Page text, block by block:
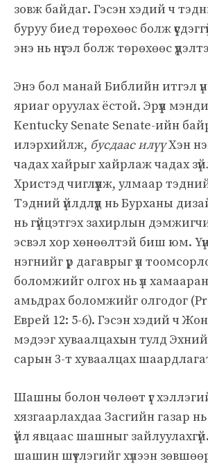
зовж байдаг. Гэсэн хэдий ч
буруу биед төрөхөөс болж
энэ нь нүгэл болж төрөхөөс
Энэ бол манай Библийн итгэл
яриаг оруулах ёстой. Эрүүл
Kentucky Senate Senate-ийн
илэрхийлж, бусдаас илүүХэн
чадах хайрыг хайрлаж чадах
Христэд чиглүүлж, улмаар
Тэдний үйлдлүүд нь Бурханы
нь гүйцэтгэх захирлын
эсвэл хор хөнөөлтэй биш юм.
нэгнийг үр дагаврыг үл
боломжийг олгох нь үл
амьдрах боломжийг олгодог
Еврей 12: 5-6). Гэсэн хэдий ч
мэдээг хуваалцахын тулд
сарын 3-т хуваалцах
Шашны болон чөлөөт үг
хязгаарлахдаа Засгийн газар
үйл явцаас шашныг
шашин шүтлэгийг хүлээн